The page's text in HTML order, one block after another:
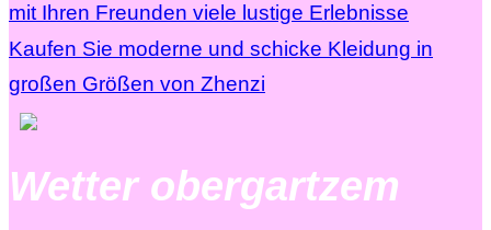
mit Ihren Freunden viele lustige Erlebnisse
Kaufen Sie moderne und schicke Kleidung in
großen Größen von Zhenzi
Wetter obergartzem